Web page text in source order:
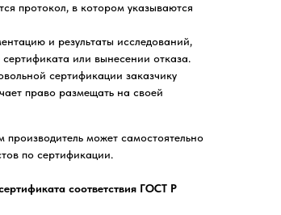
протокол, в котором указываются
и результаты исследований,
или вынесении отказа.
сертификации заказчику
право размещать на своей
может самостоятельно
по сертификации.
соответствия ГОСТ Р